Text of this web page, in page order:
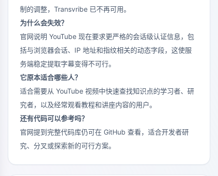
制的调整，Transvribe 已不再可用。
为什么会失效？
官网说明 YouTube 现在要求更严格的会话级认证信息，包
括与浏览器会话、IP 地址和指纹相关的动态字段，这使服
务端稳定提取字幕变得不可行。
它原本适合哪些人？
适合需要从 YouTube 视频中快速查找知识点的学习者、研
究者，以及经常观看教程和讲座内容的用户。
还有代码可以参考吗？
官网提到完整代码库仍可在 GitHub 查看，适合开发者研
究、分叉或探索新的可行方案。